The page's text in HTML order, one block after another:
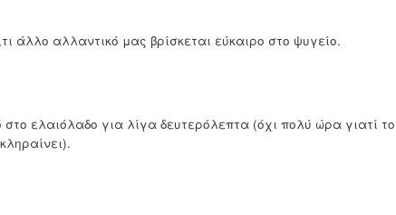
άλλο αλλαντικό μας βρίσκεται εύκαιρο στο ψυγείο.
στο ελαιόλαδο για λίγα δευτερόλεπτα (όχι πολύ ώρα γιατί το